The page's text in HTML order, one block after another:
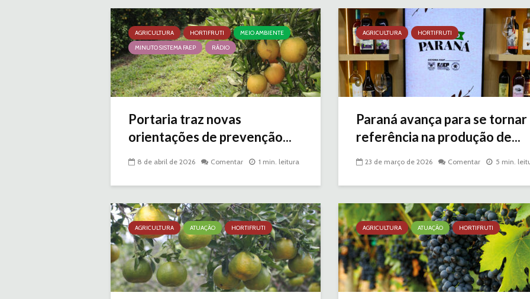
AGRICULTURA HORTIFRUTI
MEIO AMBIENTE
MINUTO SISTEMA FAEP
RÁDIO
Portaria traz novas
orientações de prevenção...
8 de abril de 2026 Comentar 1 min. leitura
AGRICULTURA HORTIFRUTI
Paraná avança para se tornar
referência na produção de...
23 de março de 2026 Comentar 5 min.
AGRICULTURA ATUAÇÃO HORTIFRUTI AGRICULTURA ATUAÇÃO HORTIFRUTI